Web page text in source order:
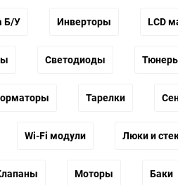
Б/У Инверторы LCD
Светодиоды
Тарелки
Wi-Fi модули Люки и
Моторы Баки